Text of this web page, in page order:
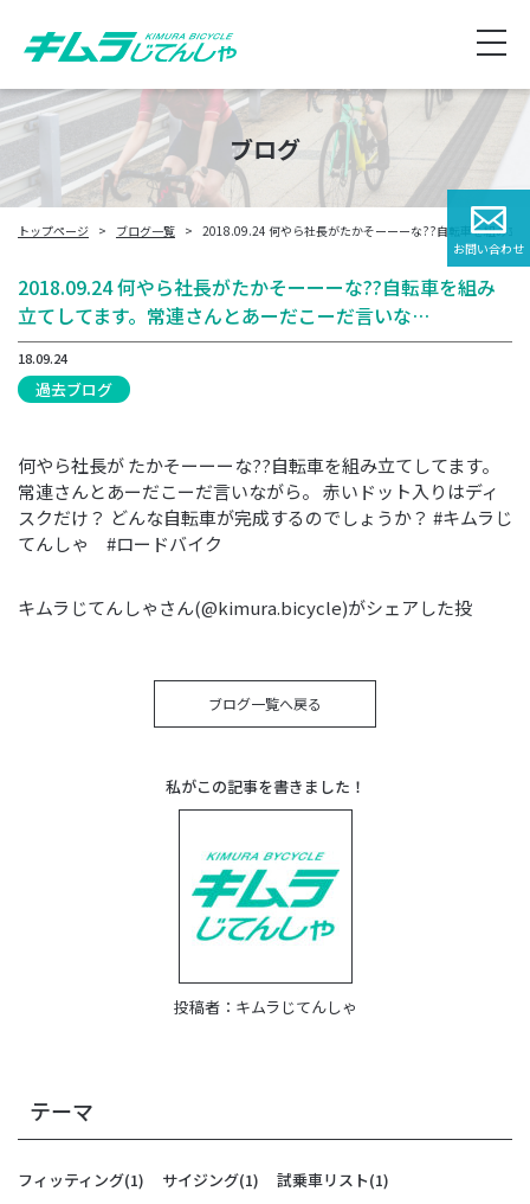
ブログ
トップページ ブログ一覧 2018.09.24 何やら社長がたかそーーーな??自転車を組み立
2018.09.24 何やら社長がたかそーーーな??自転車を組み
立てしてます。常連さんとあーだこーだ言いな…
18.09.24
過去ブログ
何やら社長が たかそーーーな??自転車を組み立てしてます。
常連さんとあーだこーだ言いながら。 赤いドット入りはディ
スクだけ？ どんな自転車が完成するのでしょうか？ #キムラじ
てんしゃ #ロードバイク
キムラじてんしゃさん(@kimura.bicycle)がシェアした投
ブログ一覧へ戻る
私がこの記事を書きました！
投稿者： キムラじてんしゃ
テーマ
フィッティング(1) サイジング(1) 試乗車リスト(1)
お問い合わせ